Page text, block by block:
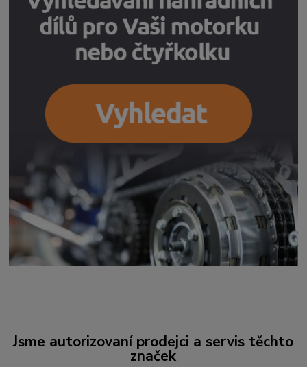
Jsme autorizovaní prodejci a servis těchto
značek